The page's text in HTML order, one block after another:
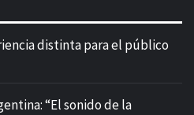
distinta para el público
“El sonido de la